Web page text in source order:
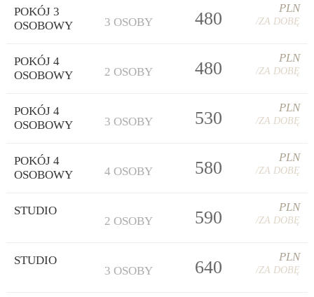
POKÓJ 3
OSOBOWY
3 OSOBY 480
PLN
/ZA DOBĘ
POKÓJ 4
OSOBOWY
2 OSOBY 480
PLN
/ZA DOBĘ
POKÓJ 4
OSOBOWY
3 OSOBY 530
PLN
/ZA DOBĘ
POKÓJ 4
OSOBOWY
4 OSOBY 580
PLN
/ZA DOBĘ
STUDIO
2 OSOBY 590
PLN
/ZA DOBĘ
STUDIO
3 OSOBY 640
PLN
/ZA DOBĘ